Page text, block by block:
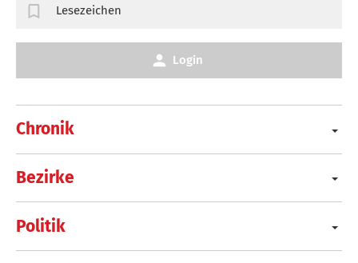
Chronik
Bezirke
Politik
Lesezeichen
Login